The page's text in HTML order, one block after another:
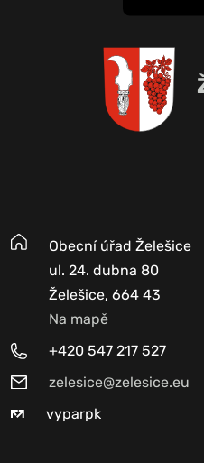
Obecní úřad Želešice
ul. 24. dubna 80
Želešice, 664 43
Na mapě
+420 547 217 527
zelesice@zelesice.eu
vyparpk